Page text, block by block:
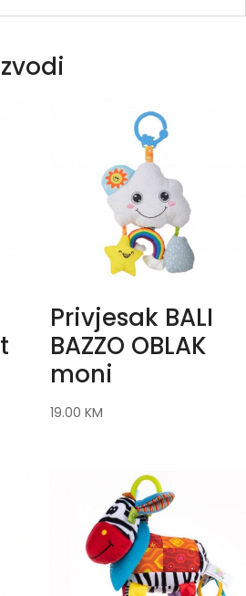
Privjesak BALI
BAZZO OBLAK
moni
19.00 KM